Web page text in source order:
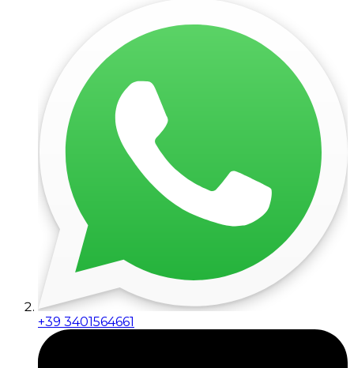
+39 3401564661